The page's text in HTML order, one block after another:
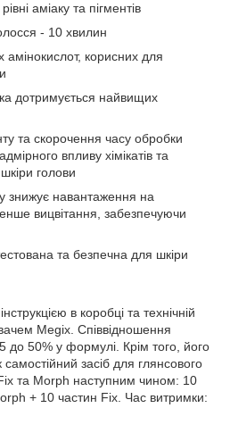
аміаку та пігментів
- 10 хвилин
амінокислот, корисних для
дотримується найвищих
та скорочення часу обробки
впливу хімікатів та
голови
знижує навантаження на
вицвітання, забезпечуючи
та безпечна для шкіри
в коробці та технічній
Megix. Співвідношення
до 50% у формулі. Крім того, його
засіб для глянсового
та Morph наступним чином: 10
+ 10 частин Fix. Час витримки: